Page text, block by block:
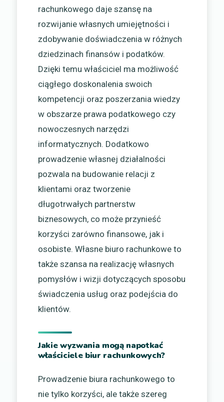
rachunkowego daje szansę na
rozwijanie własnych umiejętności i
zdobywanie doświadczenia w różnych
dziedzinach finansów i podatków.
Dzięki temu właściciel ma możliwość
ciągłego doskonalenia swoich
kompetencji oraz poszerzania wiedzy
w obszarze prawa podatkowego czy
nowoczesnych narzędzi
informatycznych. Dodatkowo
prowadzenie własnej działalności
pozwala na budowanie relacji z
klientami oraz tworzenie
długotrwałych partnerstw
biznesowych, co może przynieść
korzyści zarówno finansowe, jak i
osobiste. Własne biuro rachunkowe to
także szansa na realizację własnych
pomysłów i wizji dotyczących sposobu
świadczenia usług oraz podejścia do
klientów.
Jakie wyzwania mogą napotkać
właściciele biur rachunkowych?
Prowadzenie biura rachunkowego to
nie tylko korzyści, ale także szereg